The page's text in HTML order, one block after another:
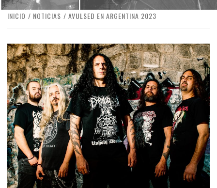
INICIO NOTICIAS AVULSED EN ARGENTINA 2023